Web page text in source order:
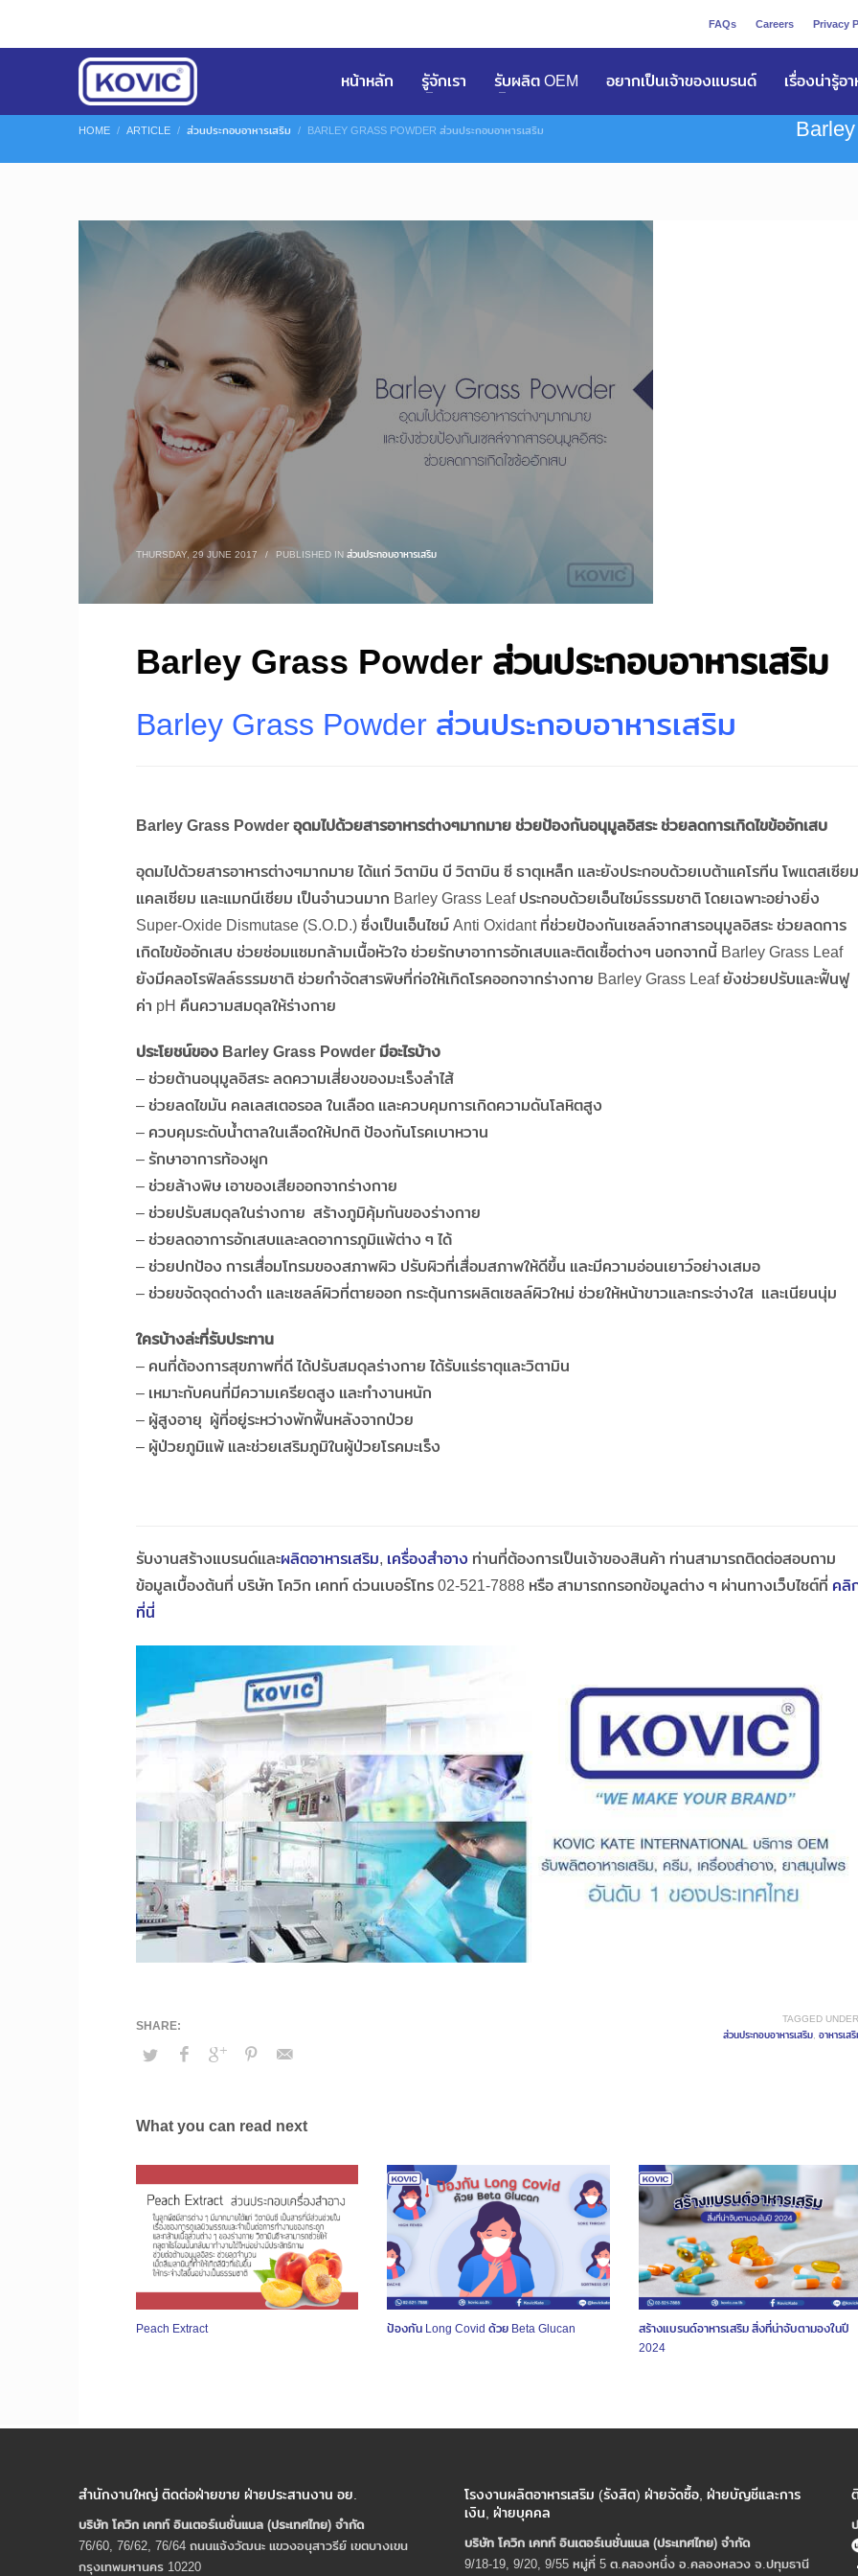
FAQs Careers Privacy
หน้าหลัก รูัจักเรา รับผลิต OEM อยากเป็นเจ้าของแบรนด์ เรื่องน่ารู้อ
HOME ARTICLE ส่วนประกอบอาหารเสริม BARLEY GRASS POWDER ส่วนประกอบอาหารเสริม
THURSDAY, 29 JUNE 2017 / PUBLISHED INส่วนประกอบอาหารเสริม
Barley Grass Powder ส่วนประกอบอาหารเสริม
Barley Grass Powder ส่วนประกอบอาหารเสริม
Barley Grass Powder อุดมไปด้วยสารอาหารต่างๆมากมาย ช่วยป้องกันอนุมูลอิสระ ช่วยลดการเกิดไขข้ออักเสบ
อุดมไปด้วยสารอาหารต่างๆมากมาย ได้แก่ วิตามิน บี วิตามิน ซี ธาตุเหล็ก และยังประกอบด้วยเบต้าแคโรทีน โพแตสเซียม
แคลเซียม และแมกนีเซียม เป็นจำนวนมาก Barley Grass Leaf ประกอบด้วยเอ็นไซม์ธรรมชาติ โดยเฉพาะอย่างยิ่ง
Super-Oxide Dismutase (S.O.D.) ซึ่งเป็นเอ็นไซม์ Anti Oxidant ที่ช่วยป้องกันเซลล์จากสารอนุมูลอิสระ ช่วยลดการ
เกิดไขข้ออักเสบ ช่วยซ่อมแซมกล้ามเนื้อหัวใจ ช่วยรักษาอาการอักเสบและติดเชื้อต่างๆ นอกจากนี้ Barley Grass Leaf
ยังมีคลอโรฟิลล์ธรรมชาติ ช่วยกำจัดสารพิษที่ก่อให้เกิดโรคออกจากร่างกาย Barley Grass Leaf ยังช่วยปรับและฟื้นฟู
ค่า pH คืนความสมดุลให้ร่างกาย
ประโยชน์ของ Barley Grass Powder มีอะไรบ้าง
– ช่วยต้านอนุมูลอิสระ ลดความเสี่ยงของมะเร็งลำไส้
– ช่วยลดไขมัน คลเลสเตอรอล ในเลือด และควบคุมการเกิดความดันโลหิตสูง
– ควบคุมระดับน้ำตาลในเลือดให้ปกติ ป้องกันโรคเบาหวาน
– รักษาอาการท้องผูก
– ช่วยล้างพิษ เอาของเสียออกจากร่างกาย
– ช่วยปรับสมดุลในร่างกาย สร้างภูมิคุ้มกันของร่างกาย
– ช่วยลดอาการอักเสบและลดอาการภูมิแพ้ต่าง ๆ ได้
– ช่วยปกป้อง การเสื่อมโทรมของสภาพผิว ปรับผิวที่เสื่อมสภาพให้ดีขึ้น และมีความอ่อนเยาว์อย่างเสมอ
– ช่วยขจัดจุดด่างดำ และเซลล์ผิวที่ตายออก กระตุ้นการผลิตเซลล์ผิวใหม่ ช่วยให้หน้าขาวและกระจ่างใส และเนียนนุ่ม
ใครบ้างล่ะที่รับประทาน
– คนที่ต้องการสุขภาพที่ดี ได้ปรับสมดุลร่างกาย ได้รับแร่ธาตุและวิตามิน
– เหมาะกับคนที่มีความเครียดสูง และทำงานหนัก
– ผู้สูงอายุ ผู้ที่อยู่ระหว่างพักฟื้นหลังจากป่วย
– ผู้ป่วยภูมิแพ้ และช่วยเสริมภูมิในผู้ป่วยโรคมะเร็ง
รับงานสร้างแบรนด์และผลิตอาหารเสริม, เครื่องสำอาง ท่านที่ต้องการเป็นเจ้าของสินค้า ท่านสามารถติดต่อสอบถาม
ข้อมูลเบื้องต้นที่ บริษัท โควิก เคทท์ ด่วนเบอร์โทร 02-521-7888 หรือ สามารถกรอกข้อมูลต่าง ๆ ผ่านทางเว็บไซต์ที่ คลิ
ที่นี่
TAGGED
ส่วนประกอบอาหารเสริม, อาหารเส
What you can read next
Peach Extract ป้องกัน Long Covid ด้วย Beta Glucan
สร้างแบรนด์อาหารเสริม สิ่งที่น่าจับตามองในปี
2024
สำนักงานใหญ่ ติดต่อฝ่ายขาย ฝ่ายประสานงาน อย.
บริษัท โควิก เคทท์ อินเตอร์เนชั่นแนล (ประเทศไทย) จํากัด
76/60, 76/62, 76/64 ถนนแจ้งวัฒนะ แขวงอนุสาวรีย์ เขตบางเขน
กรุงเทพมหานคร 10220
โรงงานผลิตอาหารเสริม (รังสิต) ฝ่ายจัดซื้อ, ฝ่ายบัญชีและการ
เงิน, ฝ่ายบุคคล
บริษัท โควิก เคทท์ อินเตอร์เนชั่นแนล (ประเทศไทย) จํากัด
9/18-19, 9/20, 9/55 หมู่ที่ 5 ต.คลองหนึ่ง อ.คลองหลวง จ.ปทุมธานี